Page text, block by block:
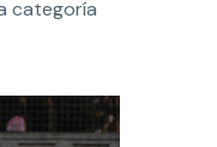
categoría